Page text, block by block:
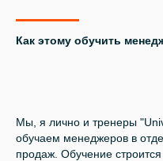
Как этому обучить
Мы, я лично и тренеры
обучаем менеджеров в
продаж. Обучение